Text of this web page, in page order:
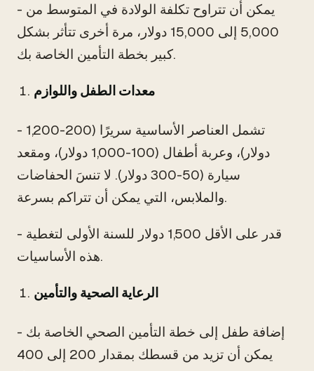
- يمكن أن تتراوح تكلفة الولادة في المتوسط من
5,000 إلى 15,000 دولار، مرة أخرى تتأثر بشكل
كبير بخطة التأمين الخاصة بك.
معدات الطفل واللوازم
- تشمل العناصر الأساسية سريرًا (200-1,200
دولار)، وعربة أطفال (100-1,000 دولار)، ومقعد
سيارة (50-300 دولار). لا تنسَ الحفاضات
والملابس، التي يمكن أن تتراكم بسرعة.
- قدر على الأقل 1,500 دولار للسنة الأولى لتغطية
هذه الأساسيات.
الرعاية الصحية والتأمين
- إضافة طفل إلى خطة التأمين الصحي الخاصة بك
يمكن أن تزيد من قسطك بمقدار 200 إلى 400